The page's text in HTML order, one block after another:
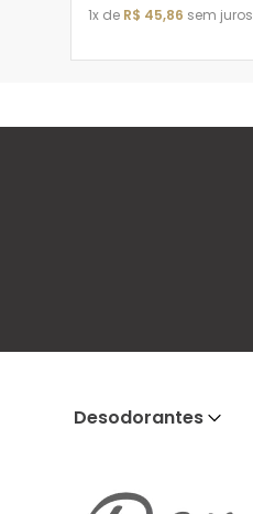
1 de R$ 45,86 sem juros
Desodorantes